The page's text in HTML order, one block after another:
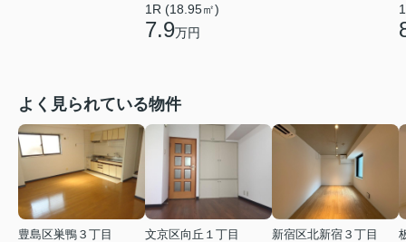
1R (18.95㎡)
7.9万円
よく見られている物件
豊島区巣鴨３丁目
文京区向丘１丁目
新宿区北新宿３丁目